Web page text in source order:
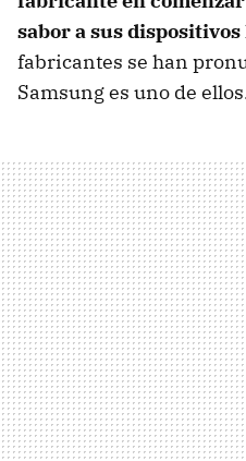
sabor a sus dispositivos
fabricantes se han
Samsung es uno de